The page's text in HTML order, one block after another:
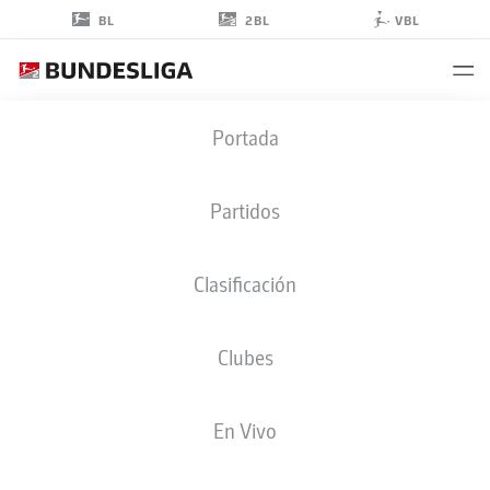
BL 2BL VBL
Portada
Partidos
Clasificación
Clubes
En Vivo